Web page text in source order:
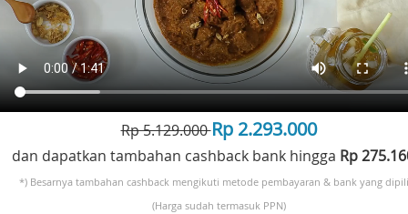
Rp 5.129.000Rp 2.293.000
dan dapatkan tambahan cashback bank hingga Rp
*) Besarnya tambahan cashback mengikuti metode pembayaran & bank yang
(Harga sudah termasuk PPN)